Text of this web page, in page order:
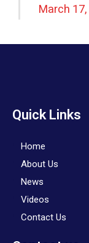
March
Quick Links
Home
About Us
News
Videos
Contact Us